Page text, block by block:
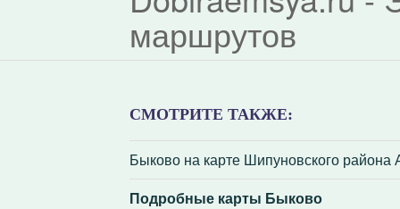
маршрутов
СМОТРИТЕ ТАКЖЕ:
Быково на карте Шипуновского района
Подробные карты Быково